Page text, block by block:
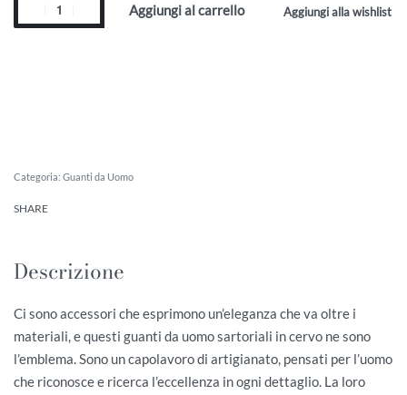
Aggiungi al carrello Aggiungi alla wishlist
Categoria: Guanti da Uomo
SHARE
Descrizione
Ci sono accessori che esprimono un’eleganza che va oltre i
materiali, e questi guanti da uomo sartoriali in cervo ne sono
l’emblema. Sono un capolavoro di artigianato, pensati per l’uomo
che riconosce e ricerca l’eccellenza in ogni dettaglio. La loro